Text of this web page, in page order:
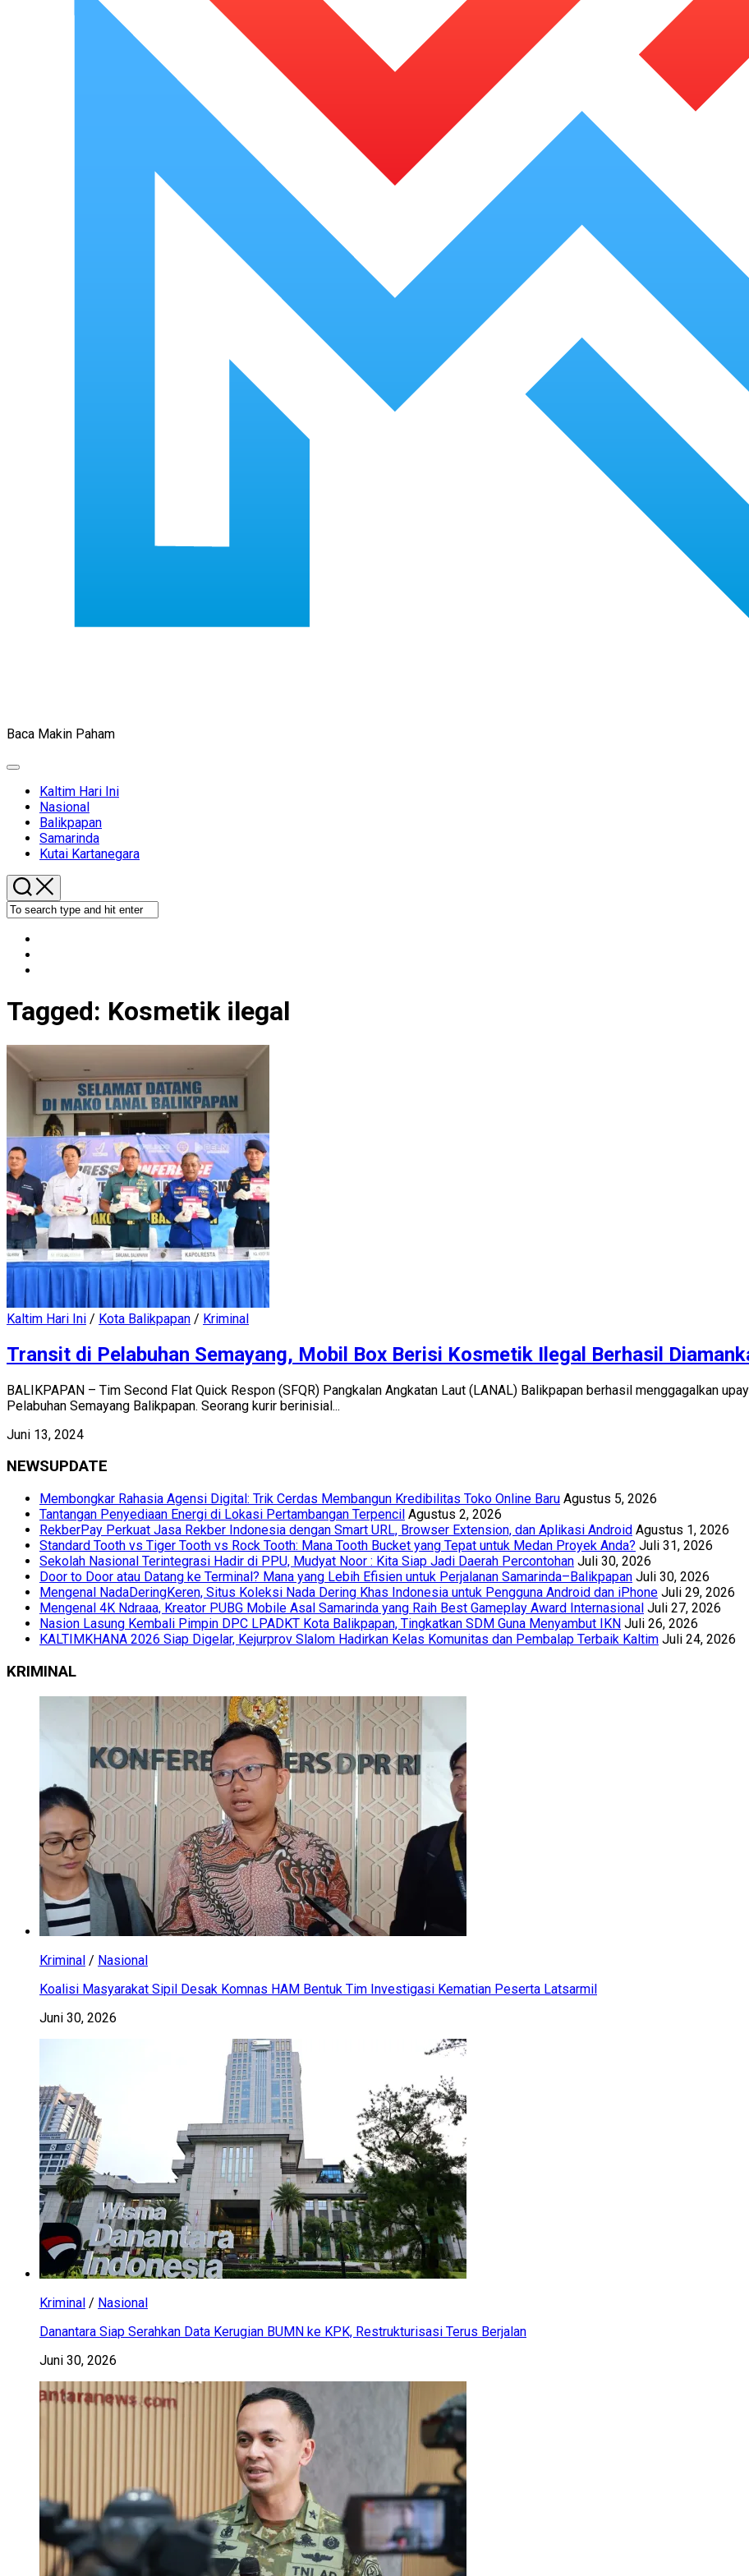
Baca Makin Paham
Expand
Kaltim Hari Ini
Nasional
Balikpapan
Samarinda
Kutai Kartanegara
Tagged: Kosmetik ilegal
Kaltim Hari Ini / Kota Balikpapan / Kriminal
Transit di Pelabuhan Semayang, Mobil Box Berisi Kosmetik Ilegal Berhasil
BALIKPAPAN – Tim Second Flat Quick Respon (SFQR) Pangkalan Angkatan Laut (LANAL) Balikpapan berhasil menggagalkan
Pelabuhan Semayang Balikpapan. Seorang kurir berinisial...
Juni 13, 2024
NEWSUPDATE
Membongkar Rahasia Agensi Digital: Trik Cerdas Membangun Kredibilitas Toko Online Baru Agustus 5, 2026
Tantangan Penyediaan Energi di Lokasi Pertambangan Terpencil Agustus 2, 2026
RekberPay Perkuat Jasa Rekber Indonesia dengan Smart URL, Browser Extension, dan Aplikasi Android Agustus 1, 2026
Standard Tooth vs Tiger Tooth vs Rock Tooth: Mana Tooth Bucket yang Tepat untuk Medan Proyek Anda? Juli 31, 2026
Sekolah Nasional Terintegrasi Hadir di PPU, Mudyat Noor : Kita Siap Jadi Daerah Percontohan Juli 30, 2026
Door to Door atau Datang ke Terminal? Mana yang Lebih Efisien untuk Perjalanan Samarinda–Balikpapan Juli 30, 2026
Mengenal NadaDeringKeren, Situs Koleksi Nada Dering Khas Indonesia untuk Pengguna Android dan iPhone Juli 29, 2026
Mengenal 4K Ndraaa, Kreator PUBG Mobile Asal Samarinda yang Raih Best Gameplay Award Internasional Juli 27, 2026
Nasion Lasung Kembali Pimpin DPC LPADKT Kota Balikpapan, Tingkatkan SDM Guna Menyambut IKN Juli 26, 2026
KALTIMKHANA 2026 Siap Digelar, Kejurprov Slalom Hadirkan Kelas Komunitas dan Pembalap Terbaik Kaltim Juli 24, 2026
KRIMINAL
Kriminal / Nasional
Koalisi Masyarakat Sipil Desak Komnas HAM Bentuk Tim Investigasi Kematian Peserta Latsarmil
Juni 30, 2026
Kriminal / Nasional
Danantara Siap Serahkan Data Kerugian BUMN ke KPK, Restrukturisasi Terus Berjalan
Juni 30, 2026